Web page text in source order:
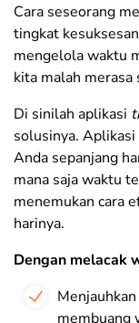
Cara seseorang
tingkat
mengelola waktu
kita malah
Di sinilah aplikasi
solusinya.
Anda sepanjang
mana saja waktu
menemukan cara
harinya.
Dengan melacak
membuang